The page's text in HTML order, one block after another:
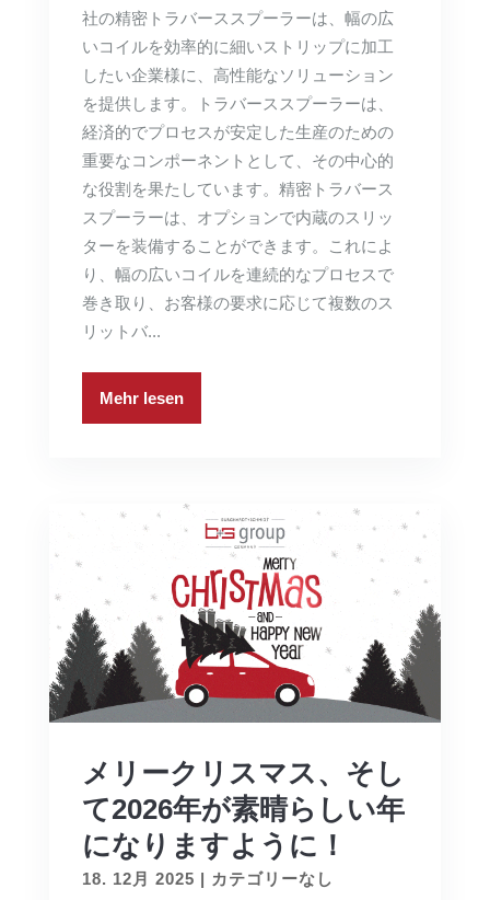
社の精密トラバーススプーラーは、幅の広
いコイルを効率的に細いストリップに加工
したい企業様に、高性能なソリューション
を提供します。トラバーススプーラーは、
経済的でプロセスが安定した生産のための
重要なコンポーネントとして、その中心的
な役割を果たしています。精密トラバース
スプーラーは、オプションで内蔵のスリッ
ターを装備することができます。これによ
り、幅の広いコイルを連続的なプロセスで
巻き取り、お客様の要求に応じて複数のス
リットバ...
Mehr lesen
メリークリスマス、そし
て2026年が素晴らしい年
になりますように！
18. 12月 2025 | カテゴリーなし